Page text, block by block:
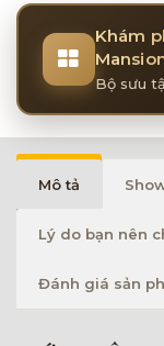
Khám
Bộ sưu
Mô tả
Lý do bạn nên
Đánh giá sản